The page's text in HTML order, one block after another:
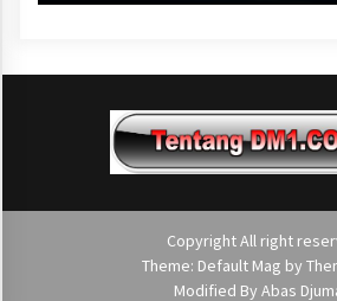
Copyright All right
Theme: Default Mag by
Modified By Abas